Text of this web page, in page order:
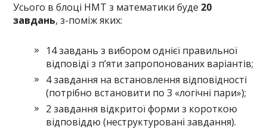
Усього в блоці НМТ з математики буде 20
завдань, з-поміж яких:
14 завдань з вибором однієї правильної
відповіді з п’яти запропонованих варіантів;
4 завдання на встановлення відповідності
(потрібно встановити по 3 «логічні пари»);
2 завдання відкритої форми з короткою
відповіддю (неструктуровані завдання).